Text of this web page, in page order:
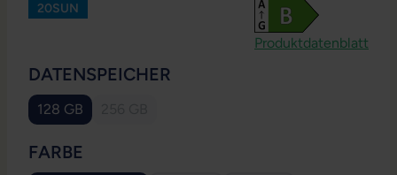
20SUN
Produktdatenblatt
DATENSPEICHER
128 GB
FARBE